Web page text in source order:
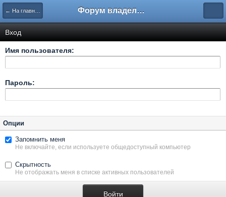
← На главную Форум владельцев интернет-магазинов
Вход
Имя пользователя:
Пароль:
Опции
Запомнить меня
Не включайте, если используете общедоступный компьютер
Скрытность
Не отображать меня в списке активных пользователей